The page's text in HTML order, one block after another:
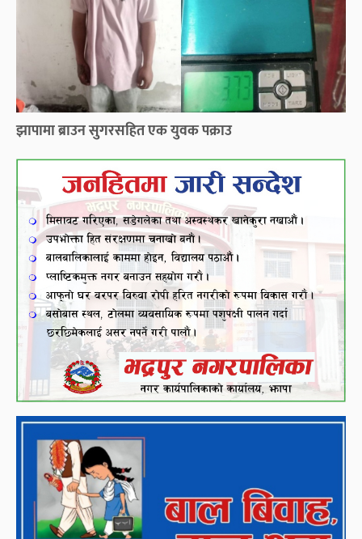
झापामा ब्राउन सुगरसहित एक युवक पक्राउ